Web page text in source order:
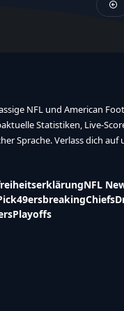
NFL und American
Statistiken, Live-
Sprache. Verlass dich auf
NFL
49ersbreakingChiefs
Playoffs